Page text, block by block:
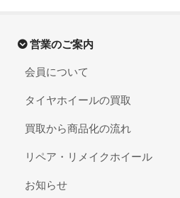
営業のご案内
会員について
タイヤホイールの買取
買取から商品化の流れ
リペア・リメイクホイール
お知らせ